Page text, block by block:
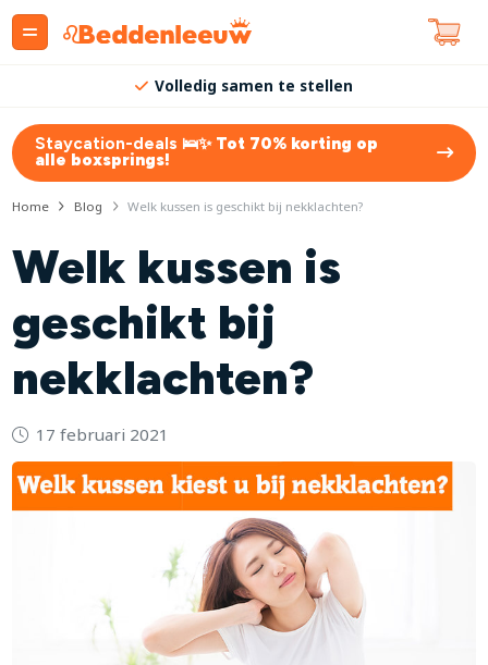
Volledig samen te stellen
Staycation-deals 🛌✨Tot 70% korting op
alle boxsprings!
Home Blog Welk kussen is geschikt bij nekklachten?
Welk kussen is
geschikt bij
nekklachten?
17 februari 2021